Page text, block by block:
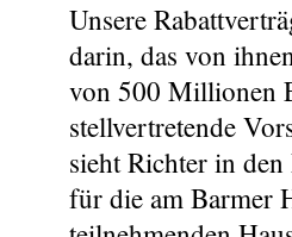
Unsere
darin, das von
von 500 Millionen
stellvertretende
sieht Richter in
für die am Barmer